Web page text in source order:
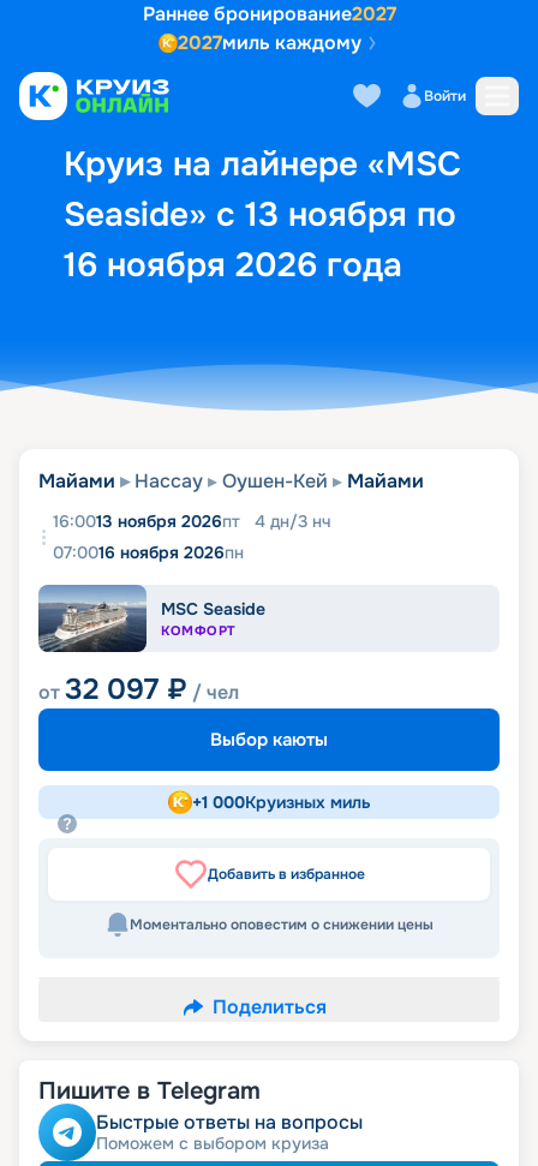
Раннее бронирование2027
2027миль каждому
Войти
Круиз на лайнере «MSC
Seaside» с 13 ноября по
16 ноября 2026 года
Выбор кают Маршрут и
Майами Нассау Оушен-Кей Майами
16:0013 ноября 2026пт 4 дн/3 нч
07:0016 ноября 2026пн
MSC Seaside
КОМФОРТ
от32 097 ₽ / чел
Выбор каюты
+1 000Круизных миль
Добавить в избранное
Моментально оповестим о снижении цены
Поделиться
Пишите в Telegram
Быстрые ответы на вопросы
Поможем с выбором круиза